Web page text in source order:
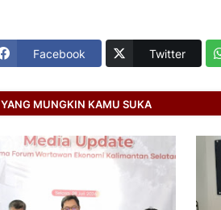
Facebook Twitter
YANG MUNGKIN KAMU SUKA